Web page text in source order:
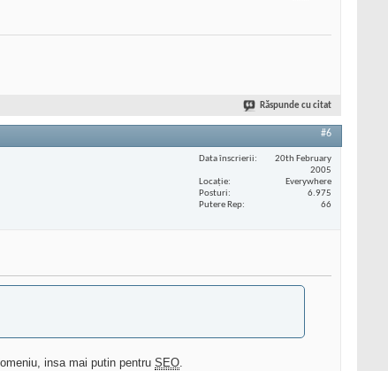
Răspunde cu citat
#6
Data înscrierii
20th February
2005
Locaţie
Everywhere
Posturi
6.975
Putere Rep
66
insa mai putin pentru SEO.